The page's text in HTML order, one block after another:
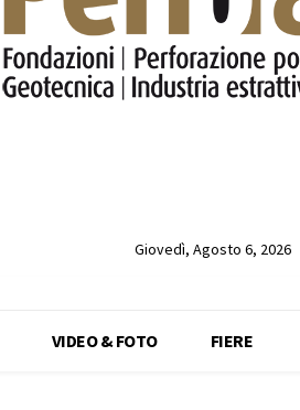
Giovedì, Agosto 6, 2026
VIDEO & FOTO FIERE